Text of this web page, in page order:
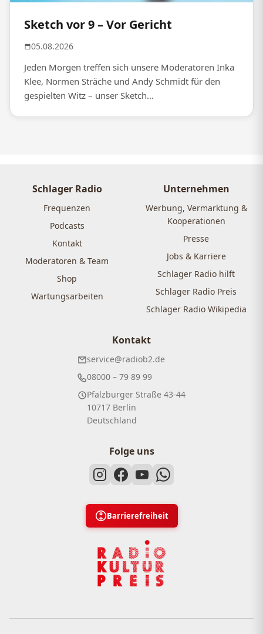
Sketch vor 9 – Vor Gericht
05.08.2026
Jeden Morgen treffen sich unsere Moderatoren Inka
Klee, Normen Sträche und Andy Schmidt für den
gespielten Witz – unser Sketch...
Schlager Radio
Frequenzen
Podcasts
Kontakt
Moderatoren & Team
Shop
Wartungsarbeiten
Unternehmen
Werbung, Vermarktung &
Kooperationen
Presse
Jobs & Karriere
Schlager Radio hilft
Schlager Radio Preis
Schlager Radio Wikipedia
Kontakt
service@radiob2.de
08000 – 79 89 99
Pfalzburger Straße 43-44
10717 Berlin
Deutschland
Folge uns
Barrierefreiheit